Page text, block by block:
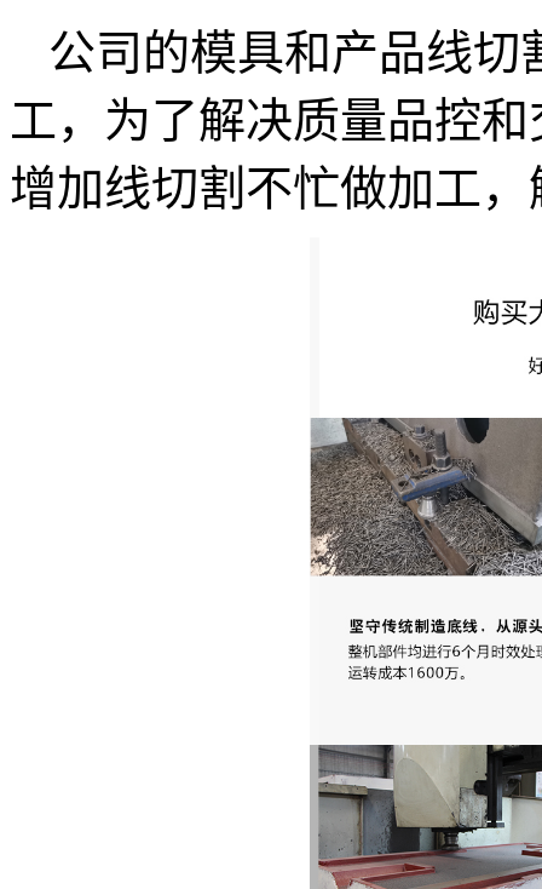
公司的模具和产品线
工，为了解决质量品控
增加线切割不忙做加工